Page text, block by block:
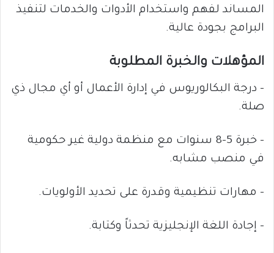
المساند لفهم واستخدام الأدوات والخدمات لتنفيذ
البرامج بجودة عالية.
المؤهلات والخبرة المطلوبة
– درجة البكالوريوس في إدارة الأعمال أو أي مجال ذي
صلة.
– خبرة 5-8 سنوات مع منظمة دولية غير حكومية
في منصب مشابه.
– مهارات تنظيمية وقدرة على تحديد الأولويات.
– إجادة اللغة الإنجليزية تحدثاً وكتابة.